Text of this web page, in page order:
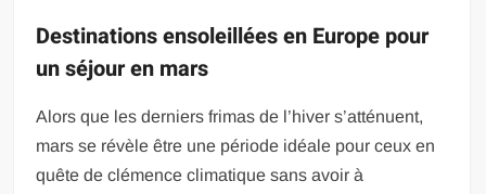
Destinations ensoleillées en Europe pour
un séjour en mars
Alors que les derniers frimas de l’hiver s’atténuent,
mars se révèle être une période idéale pour ceux en
quête de clémence climatique sans avoir à